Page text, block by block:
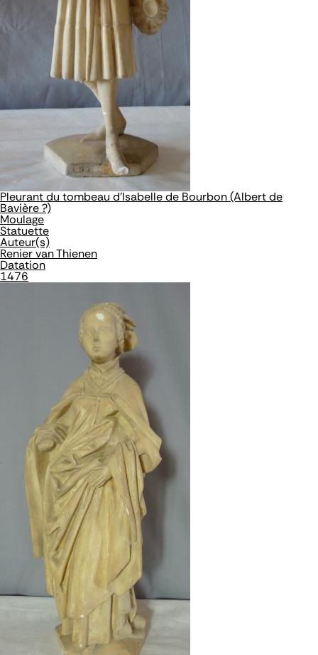
Pleurant du tombeau d'Isabelle de Bourbon (Albert de
Bavière ?)
Moulage
Statuette
Auteur(s)
Renier van Thienen
Datation
1476